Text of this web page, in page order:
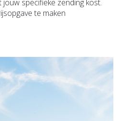
specifieke zending kost.
te maken